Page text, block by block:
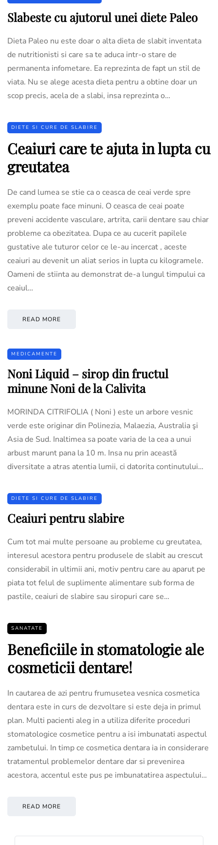
Slabeste cu ajutorul unei diete Paleo
Dieta Paleo nu este doar o alta dieta de slabit inventata
de nutritionisti si care sa te aduca intr-o stare de
permanenta infometare. Ea reprezinta de fapt un stil de
viata. Nu se alege acesta dieta pentru a obtine doar un
scop precis, acela de a slabi, insa reprezinta o…
DIETE SI CURE DE SLABIRE
Ceaiuri care te ajuta in lupta cu
greutatea
De cand lumea se stie ca o ceasca de ceai verde spre
exemplu poate face minuni. O ceasca de ceai poate
preveni accidente vasculare, artrita, carii dentare sau chiar
probleme ca obezitatea. Dupa ce au cucerit papilele
gustative ale tuturor celor ce le-au incercat , aceste
ceaiuri au devenit un aliat serios in lupta cu kilogramele.
Oameni de stiinta au demonstrat de-a lungul timpului ca
ceaiul…
READ MORE
MEDICAMENTE
Noni Liquid – sirop din fructul
minune Noni de la Calivita
MORINDA CITRIFOLIA ( Noni ) este un arbore vesnic
verde este originar din Polinezia, Malaezia, Australia şi
Asia de Sud. Inaltimea sa poate varia de la cea a unui
arbust marunt pana la 10 m. Insa nu prin această
diversitate a atras atentia lumii, ci datorita continutului…
DIETE SI CURE DE SLABIRE
Ceaiuri pentru slabire
Cum tot mai multe persoane au probleme cu greutatea,
interesul acestora pentru produsele de slabit au crescut
considerabil in ultimii ani, motiv pentru care au aparut pe
piata tot felul de suplimente alimentare sub forma de
pastile, ceaiuri de slabire sau siropuri care se…
SANATATE
Beneficiile in stomatologie ale
cosmeticii dentare!
In cautarea de azi pentru frumusetea vesnica cosmetica
dentara este in curs de dezvoltare si este deja in primul
plan. Multi pacienti aleg in a utiliza diferite proceduri
stomatologice cosmetice pentru a isi imbunatati aspectul
zambetului. In timp ce cosmetica dentara ia in considerare
tratamentul problemelor dentare dar si prevenirea
acestora, accentul este pus pe imbunatatirea aspectului…
READ MORE